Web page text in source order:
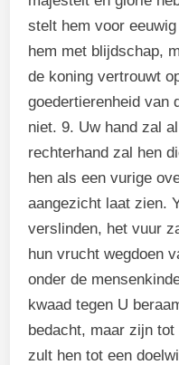
stelt hem voor
hem met blijdschap,
de koning vertrouwt
goedertierenheid van
niet. 9. Uw hand zal
rechterhand zal hen
hen als een vurige
aangezicht laat zien.
verslinden, het vuur
hun vrucht wegdoen
onder de
kwaad tegen U
bedacht, maar zijn
zult hen tot een